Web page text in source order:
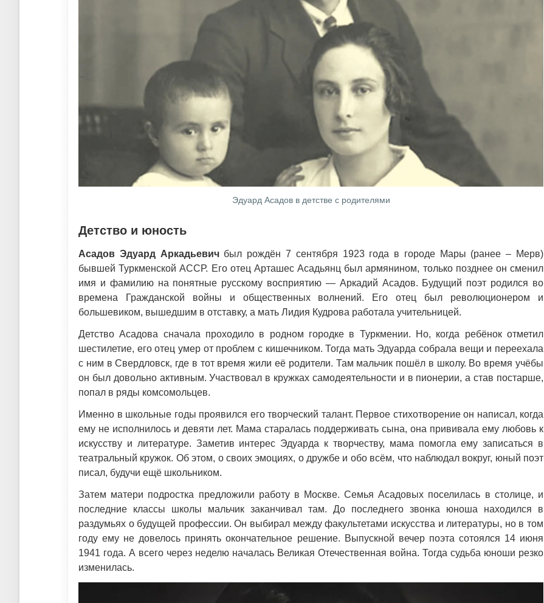
Эдуард Асадов в детстве с родителями
Детство и юность
Асадов Эдуард Аркадьевичбыл рождён 7 сентября 1923 года в городе Мары (ранее – Мерв)
бывшей Туркменской АССР. Его отец Арташес Асадьянц был армянином, только позднее он сменил
имя и фамилию на понятные русскому восприятию — Аркадий Асадов. Будущий поэт родился во
времена Гражданской войны и общественных волнений. Его отец был революционером и
большевиком, вышедшим в отставку, а мать Лидия Кудрова работала учительницей.
Детство Асадова сначала проходило в родном городке в Туркмении. Но, когда ребёнок отметил
шестилетие, его отец умер от проблем с кишечником. Тогда мать Эдуарда собрала вещи и переехала
с ним в Свердловск, где в тот время жили её родители. Там мальчик пошёл в школу. Во время учёбы
он был довольно активным. Участвовал в кружках самодеятельности и в пионерии, а став постарше,
попал в ряды комсомольцев.
Именно в школьные годы проявился его творческий талант. Первое стихотворение он написал, когда
ему не исполнилось и девяти лет. Мама старалась поддерживать сына, она прививала ему любовь к
искусству и литературе. Заметив интерес Эдуарда к творчеству, мама помогла ему записаться в
театральный кружок. Об этом, о своих эмоциях, о дружбе и обо всём, что наблюдал вокруг, юный поэт
писал, будучи ещё школьником.
Затем матери подростка предложили работу в Москве. Семья Асадовых поселилась в столице, и
последние классы школы мальчик заканчивал там. До последнего звонка юноша находился в
раздумьях о будущей профессии. Он выбирал между факультетами искусства и литературы, но в том
году ему не довелось принять окончательное решение. Выпускной вечер поэта сотоялся 14 июня
1941 года. А всего через неделю началась Великая Отечественная война. Тогда судьба юноши резко
изменилась.